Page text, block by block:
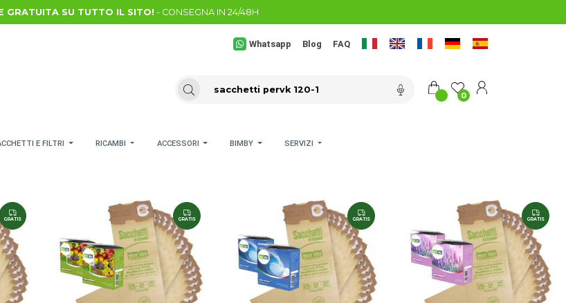
GRATUITA SU TUTTO IL SITO! - CONSEGNA IN 24/48H
Whatsapp Blog FAQ
0
E FILTRI RICAMBI ACCESSORI BIMBY SERVIZI
GRATIS GRATIS GRATIS GRATIS